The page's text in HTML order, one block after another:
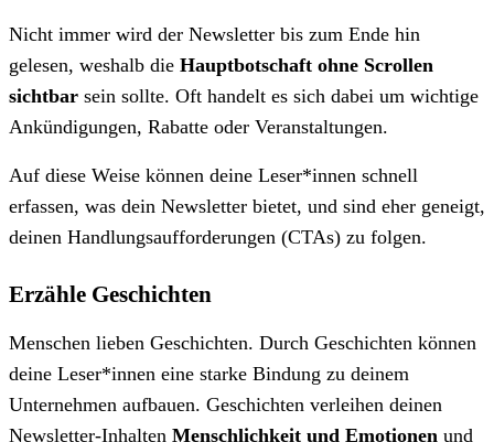
Nicht immer wird der Newsletter bis zum Ende hin
gelesen, weshalb die Hauptbotschaft ohne Scrollen
sichtbar sein sollte. Oft handelt es sich dabei um wichtige
Ankündigungen, Rabatte oder Veranstaltungen.
Auf diese Weise können deine Leser*innen schnell
erfassen, was dein Newsletter bietet, und sind eher geneigt,
deinen Handlungsaufforderungen (CTAs) zu folgen.
Erzähle Geschichten
Menschen lieben Geschichten. Durch Geschichten können
deine Leser*innen eine starke Bindung zu deinem
Unternehmen aufbauen. Geschichten verleihen deinen
Newsletter-Inhalten Menschlichkeit und Emotionen und